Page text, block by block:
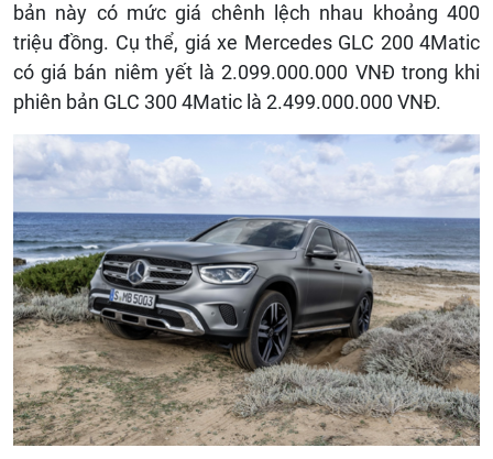
bản này có mức giá chênh lệch nhau khoảng 400
triệu đồng. Cụ thể, giá xe Mercedes GLC 200 4Matic
có giá bán niêm yết là 2.099.000.000 VNĐ trong khi
phiên bản GLC 300 4Matic là 2.499.000.000 VNĐ.